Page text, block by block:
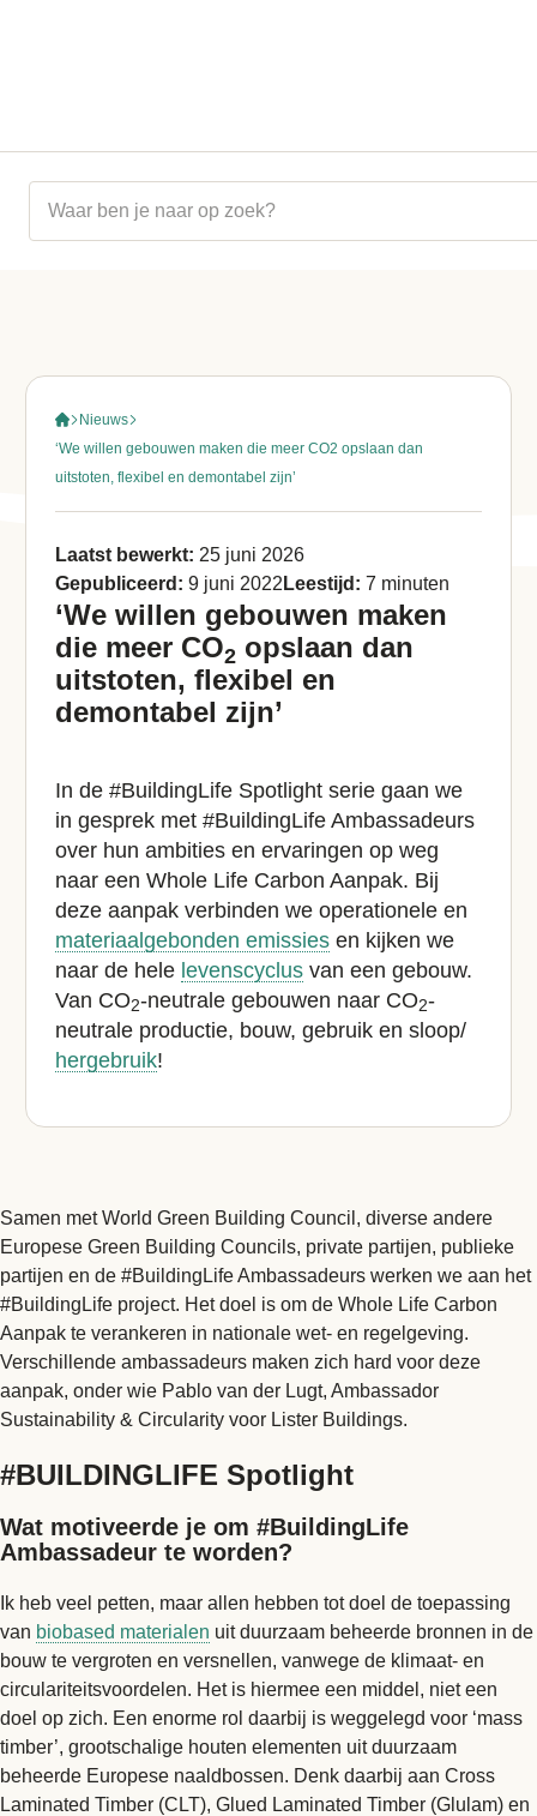
Nieuws
‘We willen gebouwen maken die meer CO2 opslaan dan
uitstoten, flexibel en demontabel zijn’
Laatst bewerkt: 25 juni 2026
Gepubliceerd:9 juni 2022 Leestijd:7 minuten
‘We willen gebouwen maken
die meer CO2 opslaan dan
uitstoten, flexibel en
demontabel zijn’
In de #BuildingLife Spotlight serie gaan we
in gesprek met #BuildingLife Ambassadeurs
over hun ambities en ervaringen op weg
naar een Whole Life Carbon Aanpak. Bij
deze aanpak verbinden we operationele en
materiaalgebonden emissies en kijken we
naar de hele levenscyclus van een gebouw.
Van CO2-neutrale gebouwen naar CO2-
neutrale productie, bouw, gebruik en sloop/
hergebruik!
Samen met World Green Building Council, diverse andere
Europese Green Building Councils, private partijen, publieke
partijen en de #BuildingLife Ambassadeurs werken we aan het
#BuildingLife project. Het doel is om de Whole Life Carbon
Aanpak te verankeren in nationale wet- en regelgeving.
Verschillende ambassadeurs maken zich hard voor deze
aanpak, onder wie Pablo van der Lugt, Ambassador
Sustainability & Circularity voor Lister Buildings.
#BUILDINGLIFE Spotlight
Wat motiveerde je om #BuildingLife
Ambassadeur te worden?
Ik heb veel petten, maar allen hebben tot doel de toepassing
van biobased materialen uit duurzaam beheerde bronnen in de
bouw te vergroten en versnellen, vanwege de klimaat- en
circulariteitsvoordelen. Het is hiermee een middel, niet een
doel op zich. Een enorme rol daarbij is weggelegd voor ‘mass
timber’, grootschalige houten elementen uit duurzaam
beheerde Europese naaldbossen. Denk daarbij aan Cross
Laminated Timber (CLT), Glued Laminated Timber (Glulam) en